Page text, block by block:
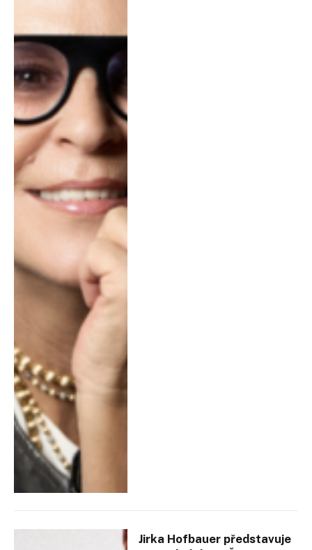
Jirka Hofbauer představuje